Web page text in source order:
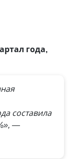
года,
составила
—